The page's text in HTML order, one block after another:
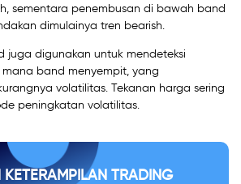
sementara penembusan di bawah band
dimulainya tren bearish.
juga digunakan untuk mendeteksi
band menyempit, yang
volatilitas. Tekanan harga sering
peningkatan volatilitas.
TRADING